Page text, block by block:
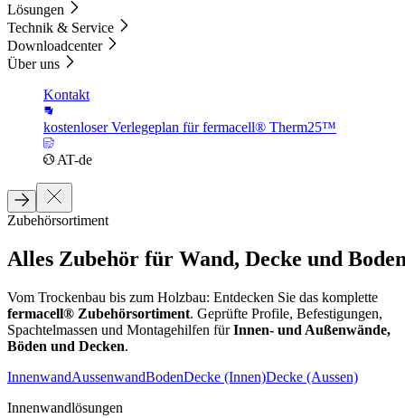
Lösungen
Technik & Service
Downloadcenter
Über uns
Kontakt
kostenloser Verlegeplan für fermacell® Therm25™
AT-de
Zubehörsortiment
Alles Zubehör für Wand, Decke und
Vom Trockenbau bis zum Holzbau: Entdecken Sie das komplette
fermacell® Zubehörsortiment. Geprüfte Profile, Befestigungen,
Spachtelmassen und Montagehilfen fürInnen- und Außenwände,
Böden und Decken.
InnenwandAussenwandBodenDecke (Innen)Decke (Aussen)
Innenwandlösungen